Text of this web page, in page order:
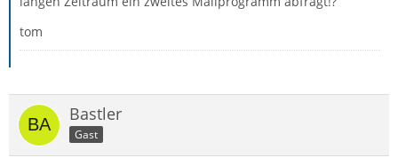
tom
Bastler
Gast